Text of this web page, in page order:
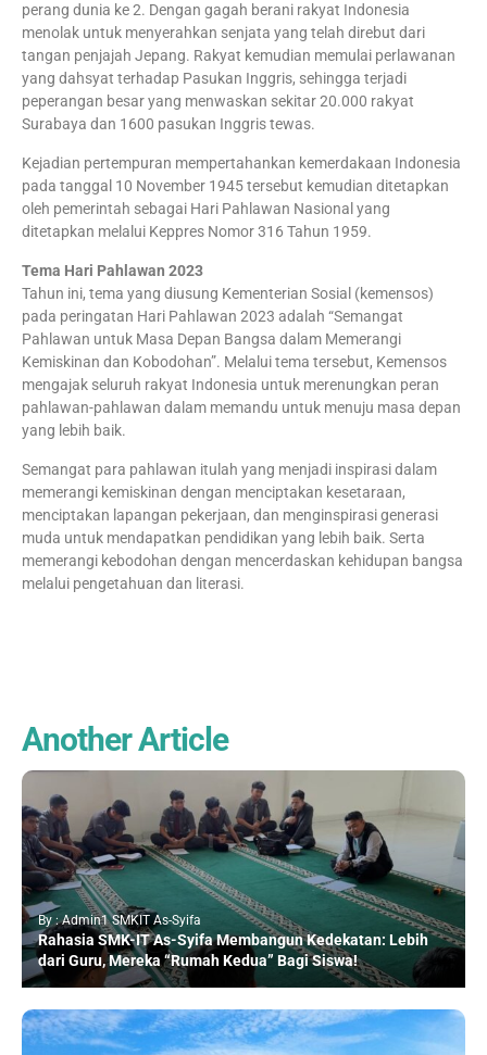
perang dunia ke 2. Dengan gagah berani rakyat Indonesia
menolak untuk menyerahkan senjata yang telah direbut dari
tangan penjajah Jepang. Rakyat kemudian memulai perlawanan
yang dahsyat terhadap Pasukan Inggris, sehingga terjadi
peperangan besar yang menwaskan sekitar 20.000 rakyat
Surabaya dan 1600 pasukan Inggris tewas.
Kejadian pertempuran mempertahankan kemerdakaan Indonesia
pada tanggal 10 November 1945 tersebut kemudian ditetapkan
oleh pemerintah sebagai Hari Pahlawan Nasional yang
ditetapkan melalui Keppres Nomor 316 Tahun 1959.
Tema Hari Pahlawan 2023
Tahun ini, tema yang diusung Kementerian Sosial (kemensos)
pada peringatan Hari Pahlawan 2023 adalah “Semangat
Pahlawan untuk Masa Depan Bangsa dalam Memerangi
Kemiskinan dan Kobodohan”. Melalui tema tersebut, Kemensos
mengajak seluruh rakyat Indonesia untuk merenungkan peran
pahlawan-pahlawan dalam memandu untuk menuju masa depan
yang lebih baik.
Semangat para pahlawan itulah yang menjadi inspirasi dalam
memerangi kemiskinan dengan menciptakan kesetaraan,
menciptakan lapangan pekerjaan, dan menginspirasi generasi
muda untuk mendapatkan pendidikan yang lebih baik. Serta
memerangi kebodohan dengan mencerdaskan kehidupan bangsa
melalui pengetahuan dan literasi.
Another Article
By : Admin1 SMKIT As-Syifa
Rahasia SMK-IT As-Syifa Membangun Kedekatan: Lebih
dari Guru, Mereka “Rumah Kedua” Bagi Siswa!